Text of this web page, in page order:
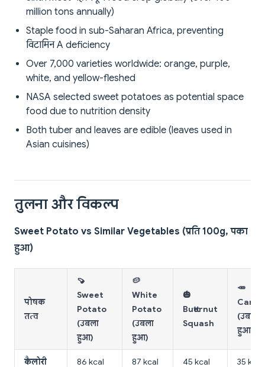
million tons annually)
Staple food in sub-Saharan Africa, preventing
विटामिन A deficiency
Over 7,000 varieties worldwide: orange, purple,
white, and yellow-fleshed
NASA selected sweet potatoes as potential space
food due to nutrition density
Both tuber and leaves are edible (leaves used in
Asian cuisines)
तुलना और विकल्प
Sweet Potato vs Similar Vegetables (प्रति 100g, पका
हुआ)
पोषक
तत्व
🍠
Sweet
Potato
(उबला
हुआ)
🥔
White
Potato
(उबला
हुआ)
🎃
Butternut
Squash
🥕
(उबला
हुआ)
कैलोरी 86 kcal 87 kcal 45 kcal 35 kcal